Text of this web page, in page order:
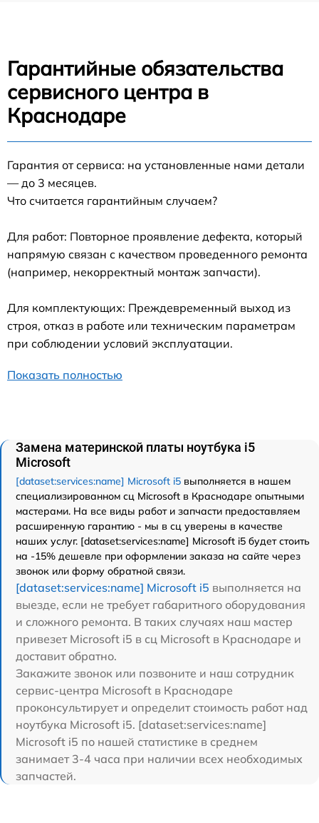
Гарантийные обязательства
сервисного центра в
Краснодаре
Гарантия от сервиса: на установленные нами детали
— до 3 месяцев.
Что считается гарантийным случаем?
Для работ: Повторное проявление дефекта, который
напрямую связан с качеством проведенного ремонта
(например, некорректный монтаж запчасти).
Для комплектующих: Преждевременный выход из
строя, отказ в работе или техническим параметрам
при соблюдении условий эксплуатации.
Показать полностью
Замена материнской платы ноутбука i5
Microsoft
[dataset:services:name] Microsoft i5 выполняется в нашем
специализированном сц Microsoft в Краснодаре опытными
мастерами. На все виды работ и запчасти предоставляем
расширенную гарантию - мы в сц уверены в качестве
наших услуг. [dataset:services:name] Microsoft i5 будет стоить
на -15% дешевле при оформлении заказа на сайте через
звонок или форму обратной связи.
[dataset:services:name] Microsoft i5 выполняется на
выезде, если не требует габаритного оборудования
и сложного ремонта. В таких случаях наш мастер
привезет Microsoft i5 в сц Microsoft в Краснодаре и
доставит обратно.
Закажите звонок или позвоните и наш сотрудник
сервис-центра Microsoft в Краснодаре
проконсультирует и определит стоимость работ над
ноутбука Microsoft i5. [dataset:services:name]
Microsoft i5 по нашей статистике в среднем
занимает 3-4 часа при наличии всех необходимых
запчастей.